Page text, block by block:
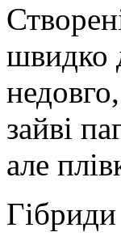
швидко
зайві
але